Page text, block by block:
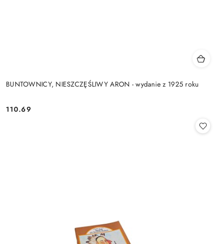
BUNTOWNICY, NIESZCZĘŚLIWY ARON - wydanie z 1925 roku
Cena:
110.69